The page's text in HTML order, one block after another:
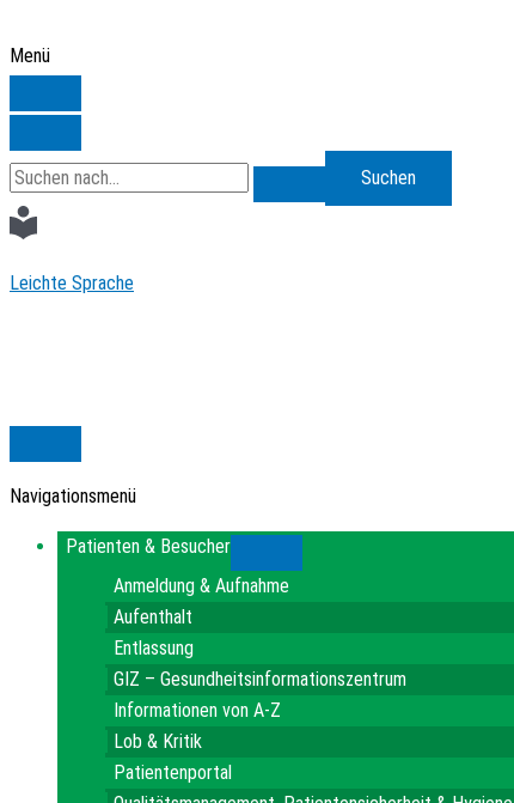
Inhalt
Menü
Search
for:
Leichte Sprache
Navigationsmenü
Patienten & Besucher
Anmeldung & Aufnahme
Aufenthalt
Entlassung
GIZ – Gesundheitsinformationszentrum
Informationen von A-Z
Lob & Kritik
Patientenportal